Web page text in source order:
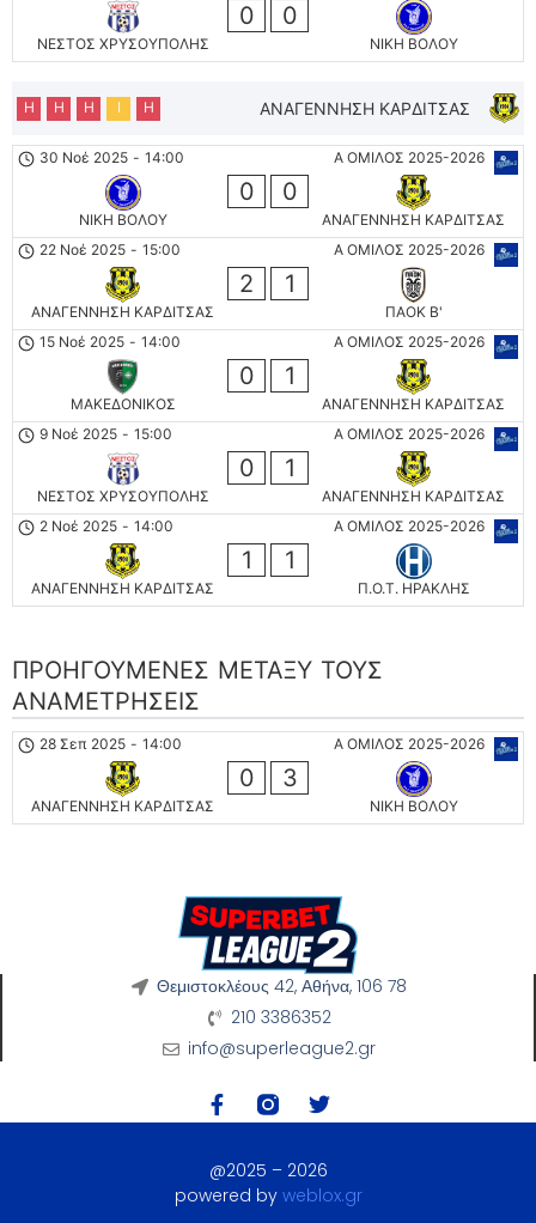
ΝΕΣΤΟΣ ΧΡΥΣΟΥΠΟΛΗΣ
0 0
ΝΙΚΗ ΒΟΛΟΥ
ΑΝΑΓΕΝΝΗΣΗ ΚΑΡΔΙΤΣΑΣ
Η Η Η Ι Η
Α ΟΜΙΛΟΣ 2025-2026
30 Νοέ 2025 - 14:00
ΝΙΚΗ ΒΟΛΟΥ
0 0
ΑΝΑΓΕΝΝΗΣΗ ΚΑΡΔΙΤΣΑΣ
Α ΟΜΙΛΟΣ 2025-2026
22 Νοέ 2025 - 15:00
ΑΝΑΓΕΝΝΗΣΗ ΚΑΡΔΙΤΣΑΣ
2 1
ΠΑΟΚ Β'
Α ΟΜΙΛΟΣ 2025-2026
15 Νοέ 2025 - 14:00
ΜΑΚΕΔΟΝΙΚΟΣ
0 1
ΑΝΑΓΕΝΝΗΣΗ ΚΑΡΔΙΤΣΑΣ
Α ΟΜΙΛΟΣ 2025-2026
9 Νοέ 2025 - 15:00
ΝΕΣΤΟΣ ΧΡΥΣΟΥΠΟΛΗΣ
0 1
ΑΝΑΓΕΝΝΗΣΗ ΚΑΡΔΙΤΣΑΣ
Α ΟΜΙΛΟΣ 2025-2026
2 Νοέ 2025 - 14:00
ΑΝΑΓΕΝΝΗΣΗ ΚΑΡΔΙΤΣΑΣ
1 1
Π.Ο.Τ. ΗΡΑΚΛΗΣ
ΠΡΟΗΓΟΎΜΕΝΕΣ ΜΕΤΑΞΎ ΤΟΥΣ
ΑΝΑΜΕΤΡΉΣΕΙΣ
Α ΟΜΙΛΟΣ 2025-2026
28 Σεπ 2025 - 14:00
ΑΝΑΓΕΝΝΗΣΗ ΚΑΡΔΙΤΣΑΣ
0 3
ΝΙΚΗ ΒΟΛΟΥ
Θεμιστοκλέους 42, Αθήνα, 106 78
210 3386352
info@superleague2.gr
@2025 – 2026
powered by weblox.gr